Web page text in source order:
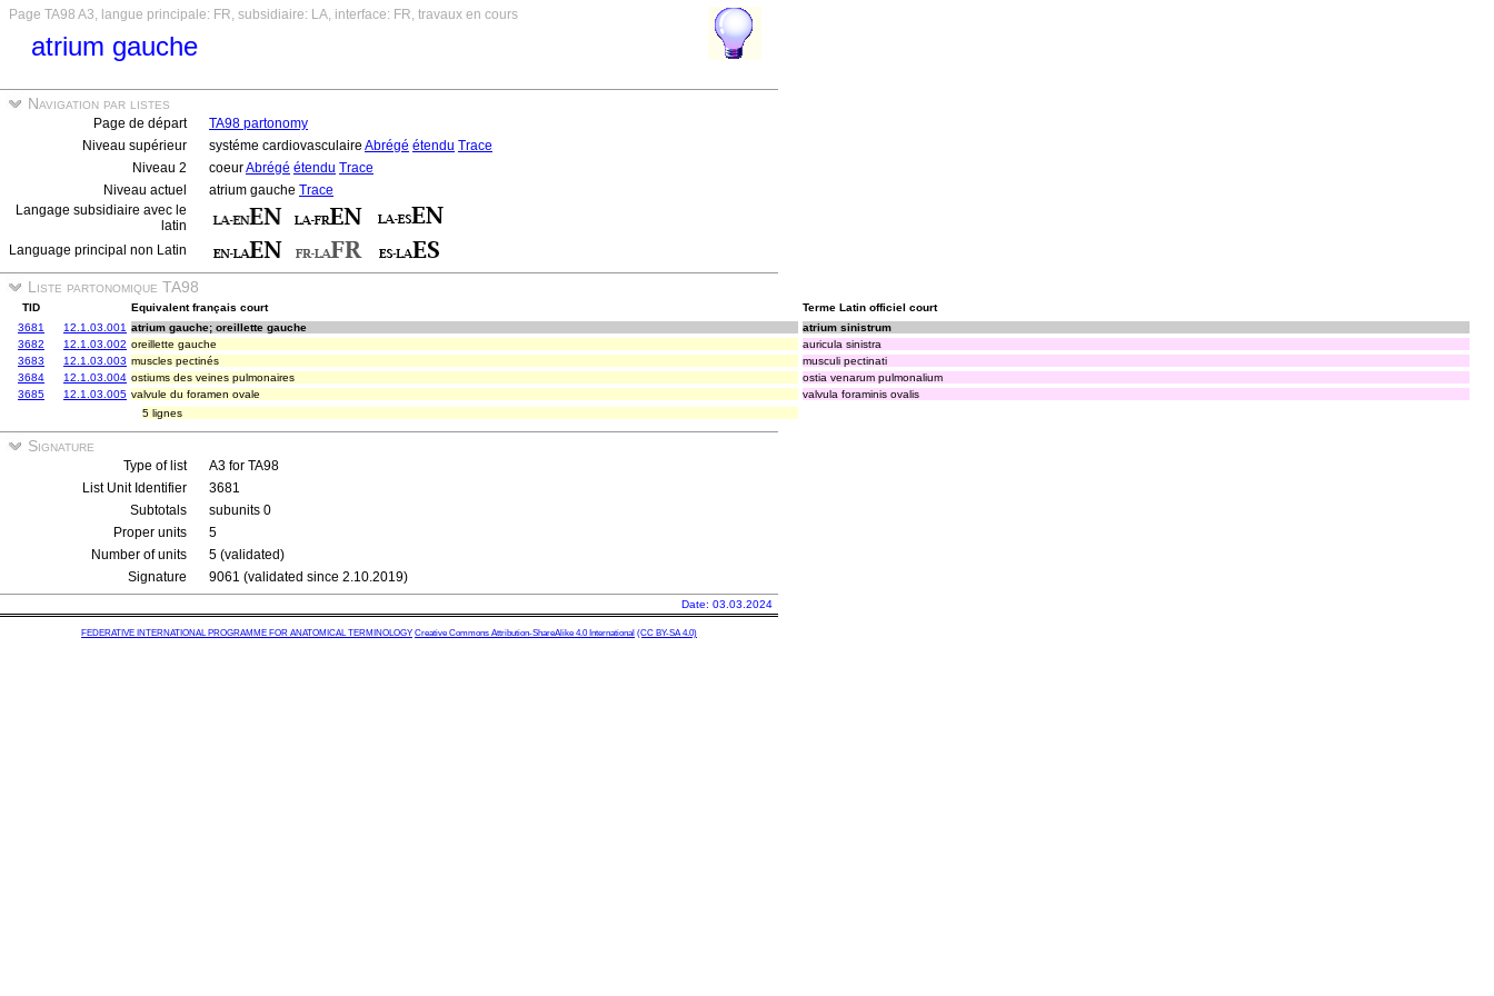
Page TA98 A3, langue principale: FR, subsidiaire: LA, interface: FR, travaux en cours
atrium gauche
Navigation par listes
Page de départ
TA98 partonomy
Niveau supérieur
systéme cardiovasculaire Abrégé étendu Trace
Niveau 2
coeurAbrégé étendu Trace
Niveau actuel
atrium gauche Trace
Langage subsidiaire avec le
latin
Language principal non Latin
Liste partonomique TA98
TID Equivalent français court
Terme Latin officiel court
3681
12.1.03.001 atrium gauche; oreillette gauche
atrium sinistrum
3682
12.1.03.002 oreillette gauche
auricula sinistra
3683
12.1.03.003 muscles pectinés
musculi pectinati
3684
12.1.03.004 ostiums des veines pulmonaires
ostia venarum pulmonalium
3685
12.1.03.005 valvule du foramen ovale
valvula foraminis ovalis
5 lignes
Signature
Type of list
A3 for TA98
List Unit Identifier
3681
Subtotals
subunits 0
Proper units
5
Number of units
5 (validated)
Signature
9061 (validated since 2.10.2019)
Date: 03.03.2024
FEDERATIVE INTERNATIONAL PROGRAMME FOR ANATOMICAL TERMINOLOGY Creative Commons Attribution-ShareAlike 4.0 International (CC BY-SA 4.0)